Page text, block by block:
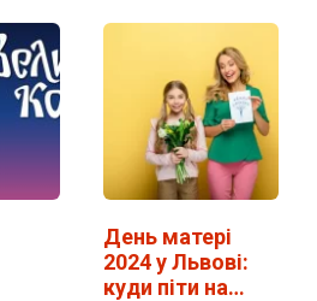
День матері
2024 у Львові:
куди піти на